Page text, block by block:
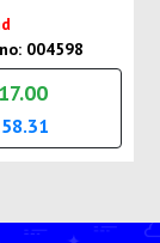
004598